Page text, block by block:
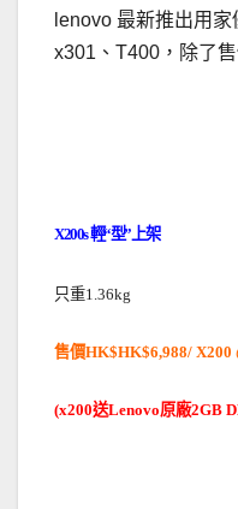
lenovo 最新推出用
x301、T400，除了
X200s輕“型”上架
只重1.36kg
售價HK$HK$6,988/ X200
(x200送Lenovo原廠2GB